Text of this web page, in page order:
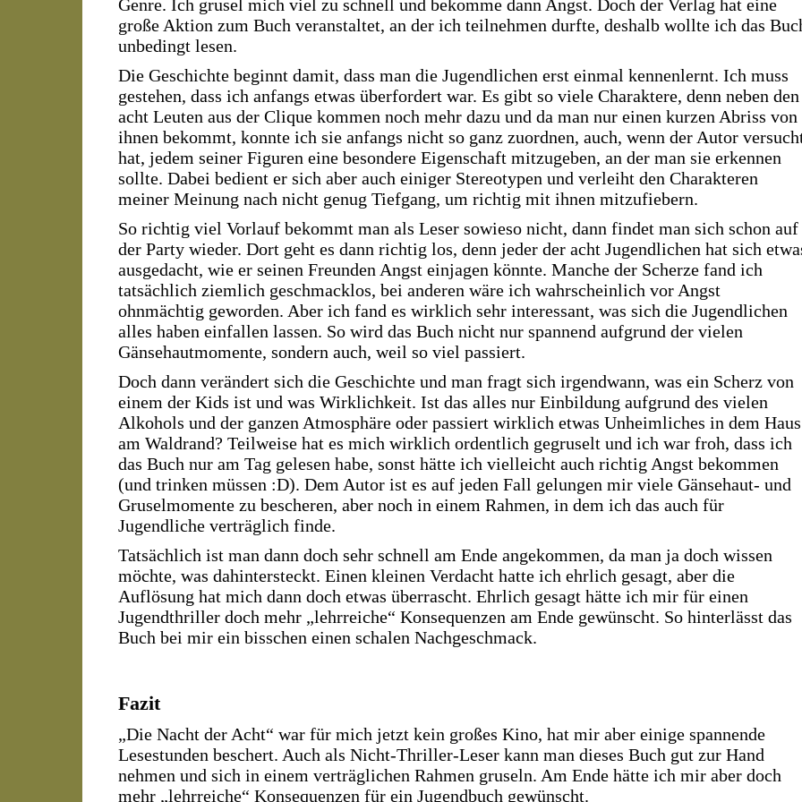
Genre. Ich grusel mich viel zu schnell und bekomme dann Angst. Doch der Verlag hat eine
große Aktion zum Buch veranstaltet, an der ich teilnehmen durfte, deshalb wollte ich das
unbedingt lesen.
Die Geschichte beginnt damit, dass man die Jugendlichen erst einmal kennenlernt. Ich muss
gestehen, dass ich anfangs etwas überfordert war. Es gibt so viele Charaktere, denn neben den
acht Leuten aus der Clique kommen noch mehr dazu und da man nur einen kurzen Abriss von
ihnen bekommt, konnte ich sie anfangs nicht so ganz zuordnen, auch, wenn der Autor
hat, jedem seiner Figuren eine besondere Eigenschaft mitzugeben, an der man sie erkennen
sollte. Dabei bedient er sich aber auch einiger Stereotypen und verleiht den Charakteren
meiner Meinung nach nicht genug Tiefgang, um richtig mit ihnen mitzufiebern.
So richtig viel Vorlauf bekommt man als Leser sowieso nicht, dann findet man sich schon auf
der Party wieder. Dort geht es dann richtig los, denn jeder der acht Jugendlichen hat sich
ausgedacht, wie er seinen Freunden Angst einjagen könnte. Manche der Scherze fand ich
tatsächlich ziemlich geschmacklos, bei anderen wäre ich wahrscheinlich vor Angst
ohnmächtig geworden. Aber ich fand es wirklich sehr interessant, was sich die Jugendlichen
alles haben einfallen lassen. So wird das Buch nicht nur spannend aufgrund der vielen
Gänsehautmomente, sondern auch, weil so viel passiert.
Doch dann verändert sich die Geschichte und man fragt sich irgendwann, was ein Scherz von
einem der Kids ist und was Wirklichkeit. Ist das alles nur Einbildung aufgrund des vielen
Alkohols und der ganzen Atmosphäre oder passiert wirklich etwas Unheimliches in dem Haus
am Waldrand? Teilweise hat es mich wirklich ordentlich gegruselt und ich war froh, dass ich
das Buch nur am Tag gelesen habe, sonst hätte ich vielleicht auch richtig Angst bekommen
(und trinken müssen :D). Dem Autor ist es auf jeden Fall gelungen mir viele Gänsehaut- und
Gruselmomente zu bescheren, aber noch in einem Rahmen, in dem ich das auch für
Jugendliche verträglich finde.
Tatsächlich ist man dann doch sehr schnell am Ende angekommen, da man ja doch wissen
möchte, was dahintersteckt. Einen kleinen Verdacht hatte ich ehrlich gesagt, aber die
Auflösung hat mich dann doch etwas überrascht. Ehrlich gesagt hätte ich mir für einen
Jugendthriller doch mehr „lehrreiche“ Konsequenzen am Ende gewünscht. So hinterlässt das
Buch bei mir ein bisschen einen schalen Nachgeschmack.
Fazit
„Die Nacht der Acht“ war für mich jetzt kein großes Kino, hat mir aber einige spannende
Lesestunden beschert. Auch als Nicht-Thriller-Leser kann man dieses Buch gut zur Hand
nehmen und sich in einem verträglichen Rahmen gruseln. Am Ende hätte ich mir aber doch
mehr „lehrreiche“ Konsequenzen für ein Jugendbuch gewünscht.